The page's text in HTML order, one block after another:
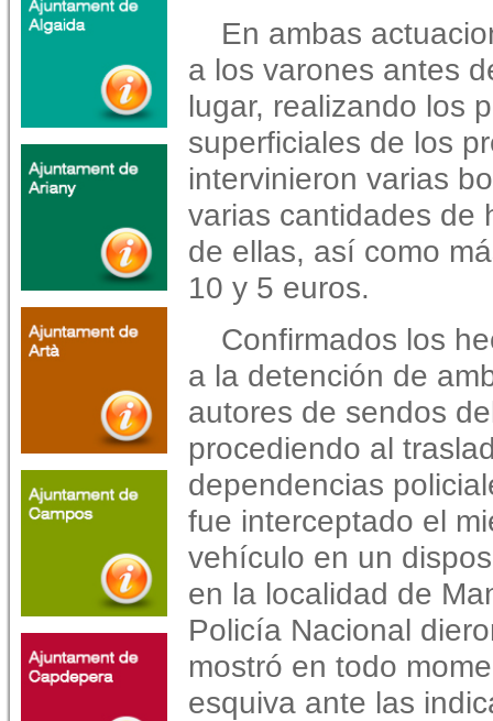
En ambas
a los varones antes
lugar, realizando los
superficiales de los
intervinieron varias
varias cantidades de
de ellas, así como
10 y 5 euros.
Confirmados los
a la detención de
autores de sendos
procediendo al
dependencias
fue interceptado el
vehículo en un
en la localidad de
Policía Nacional
mostró en todo
esquiva ante las